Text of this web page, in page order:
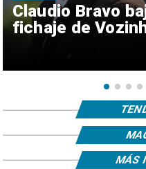
Claudio Bravo
fichaje de
MÁS